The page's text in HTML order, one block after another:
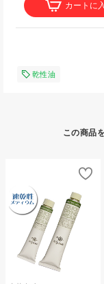
カートに
乾性油
この商品